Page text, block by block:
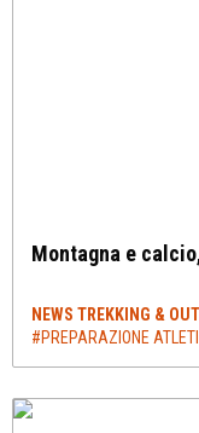
Montagna e
NEWS TREKKING &
#PREPARAZIONE